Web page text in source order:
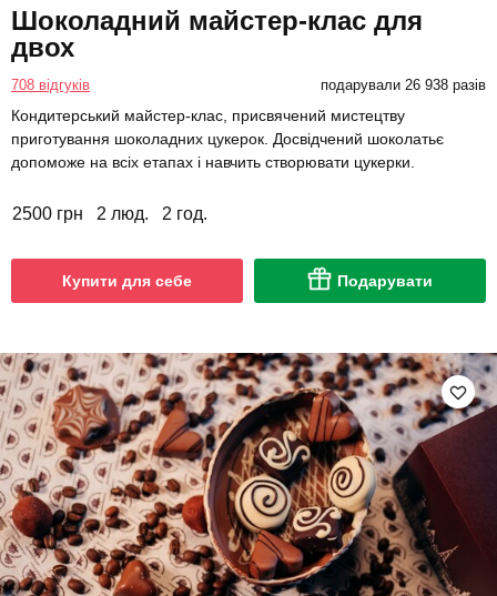
Шоколадний майстер-клас для
двох
708 відгуків подарували 26 938 разів
Кондитерський майстер-клас, присвячений мистецтву
приготування шоколадних цукерок. Досвідчений шоколатьє
допоможе на всіх етапах і навчить створювати цукерки.
2500 грн 2 люд. 2 год.
Купити для себе Подарувати